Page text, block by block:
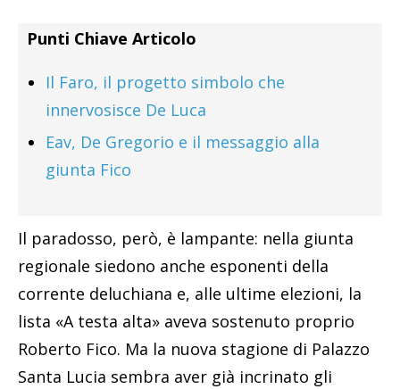
Punti Chiave Articolo
Il Faro, il progetto simbolo che
innervosisce De Luca
Eav, De Gregorio e il messaggio alla
giunta Fico
Il paradosso, però, è lampante: nella giunta
regionale siedono anche esponenti della
corrente deluchiana e, alle ultime elezioni, la
lista «A testa alta» aveva sostenuto proprio
Roberto Fico. Ma la nuova stagione di Palazzo
Santa Lucia sembra aver già incrinato gli